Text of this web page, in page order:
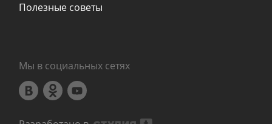
Полезные советы
Мы в социальных сетях